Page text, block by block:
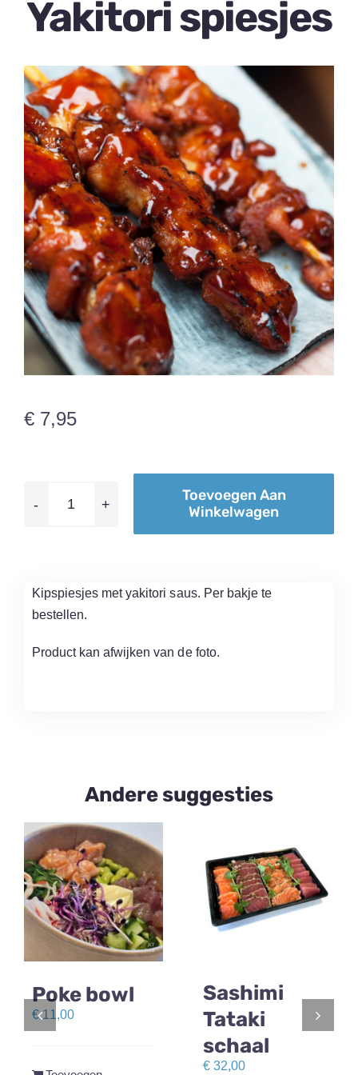
Over ons
Contact
0 items
Yakitori spiesjes
€ 7,95
Toevoegen Aan
Winkelwagen
Kipspiesjes met yakitori saus. Per bakje te
bestellen.
Product kan afwijken van de foto.
Andere suggesties
Poke bowl
€11,00
Sashimi
Tataki
schaal
€ 32,00